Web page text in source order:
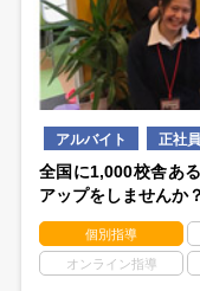
アルバイト 正社員
全国に1,000校舎あ
アップをしませんか？
個別指導
オンライン指導